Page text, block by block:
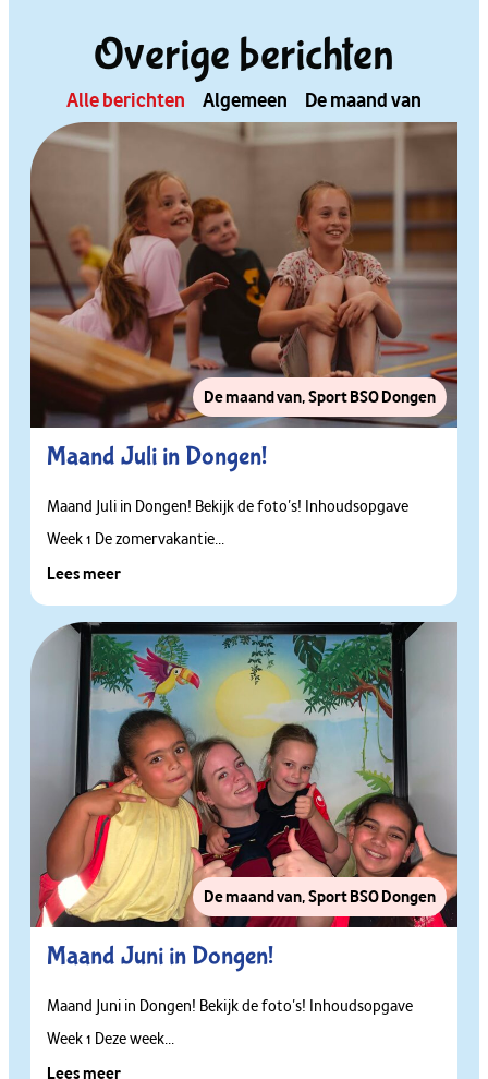
Overige berichten
Algemeen De maand van
Alle berichten
De maand van,Sport BSO Dongen
Maand Juli in Dongen!
Maand Juli in Dongen! Bekijk de foto’s! Inhoudsopgave
Week 1 De zomervakantie...
Lees meer
De maand van,Sport BSO Dongen
Maand Juni in Dongen!
Maand Juni in Dongen! Bekijk de foto’s! Inhoudsopgave
Week 1 Deze week...
Lees meer